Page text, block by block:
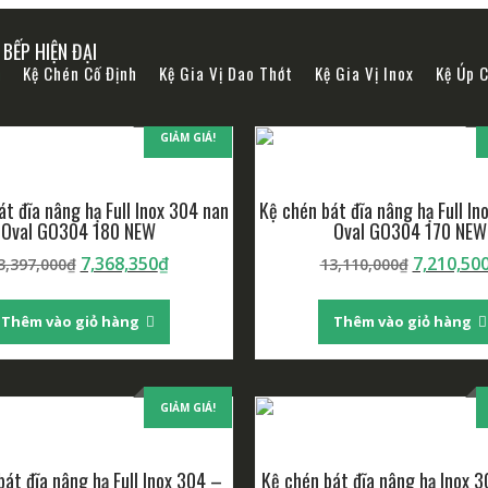
HIỆN ĐẠI
Kệ Chén Cố Định Kệ Gia Vị Dao Thớt Kệ Gia Vị Inox Kệ Úp
GIẢM GIÁ!
đĩa nâng hạ Full Inox 304 nan
Oval GO304 180 NEW
₫ Giá
là:
13,397,000₫.
7,368,350₫Giá
7,368,350₫.
Thêm vào giỏ hàng
Kệ chén bát đĩa nâng hạ Full
Oval GO304 170 NEW
13,110,000₫ Giá
là:
Thêm vào giỏ hàng
GIẢM GIÁ!
đĩa nâng hạ Full Inox 304 – Kệ chén bát đĩa nâng hạ Inox